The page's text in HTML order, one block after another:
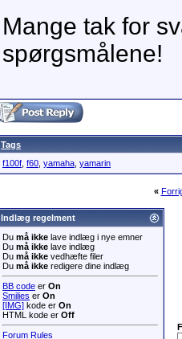
Mange tak for
spørgsmålene!
Tags
f100f f60 yamaha yamarin
«
Indlæg regelment
Du må ikke lave indlæg i nye emner
Du må ikke lave indlæg
Du må ikke vedhæfte filer
Du må ikke redigere dine indlæg
BB code er On
Smilies er On
[IMG] kode er On
HTML kode er Off
Forum Rules